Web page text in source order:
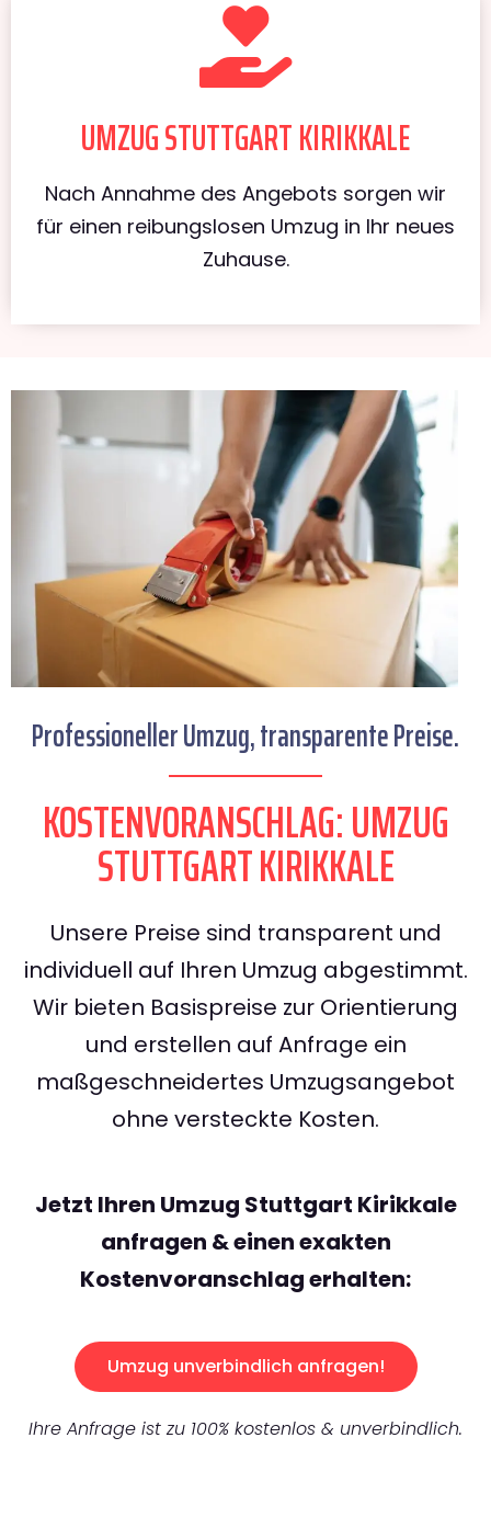
UMZUG STUTTGART KIRIKKALE
Nach Annahme des Angebots sorgen wir
für einen reibungslosen Umzug in Ihr neues
Zuhause.
Professioneller Umzug, transparente Preise.
KOSTENVORANSCHLAG: UMZUG
STUTTGART KIRIKKALE
Unsere Preise sind transparent und
individuell auf Ihren Umzug abgestimmt.
Wir bieten Basispreise zur Orientierung
und erstellen auf Anfrage ein
maßgeschneidertes Umzugsangebot
ohne versteckte Kosten.
Jetzt Ihren Umzug Stuttgart Kirikkale
anfragen & einen exakten
Kostenvoranschlag erhalten:
Umzug unverbindlich anfragen!
Ihre Anfrage ist zu 100% kostenlos & unverbindlich.